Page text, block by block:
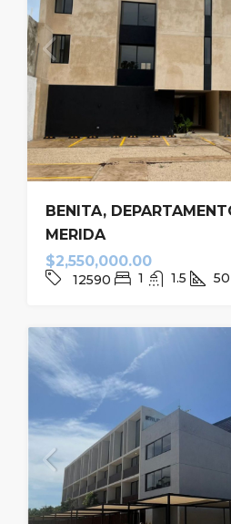
BENITA,
MERIDA
$2,550,000.00
12590 1 1.5 50